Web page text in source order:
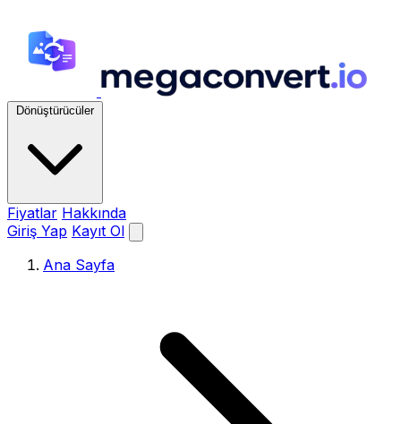
Dönüştürücüler
Fiyatlar Hakkında
Giriş Yap Kayıt Ol
Ana Sayfa